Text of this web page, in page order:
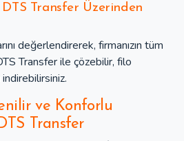
DTS Transfer Üzerinden
değerlendirerek, firmanızın tüm
Transfer ile çözebilir, filo
ve Konforlu
Transfer